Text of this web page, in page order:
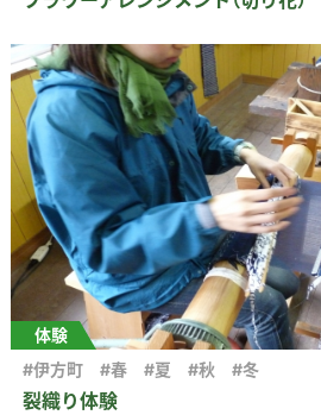
体験
裂織り体験
#伊方町 #春 #夏 #秋 #冬